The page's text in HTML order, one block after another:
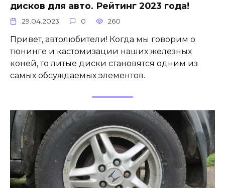
дисков для авто. Рейтинг 2023 года!
29.04.2023 0 260
Привет, автолюбители! Когда мы говорим о
тюнинге и кастомизации наших железных
коней, то литые диски становятся одним из
самых обсуждаемых элементов.